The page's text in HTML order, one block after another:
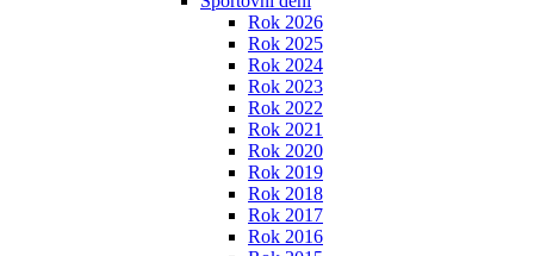
Rok 2026
Rok 2025
Rok 2024
Rok 2023
Rok 2022
Rok 2021
Rok 2020
Rok 2019
Rok 2018
Rok 2017
Rok 2016